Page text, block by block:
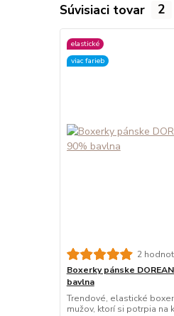
Súvisiaci tovar 2
elastické
viac farieb
2
Boxerky pánske
bavlna
Trendové, elastické
mužov, ktorí si potrpia na